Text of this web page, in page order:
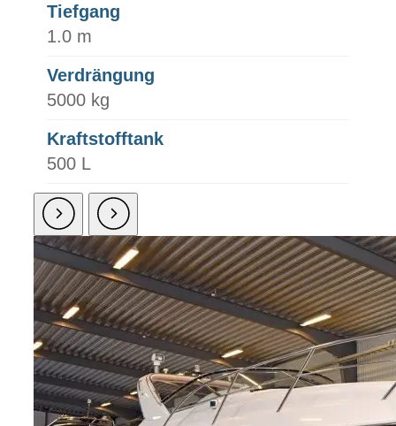
Tiefgang
1.0 m
Verdrängung
5000 kg
Kraftstofftank
500 L